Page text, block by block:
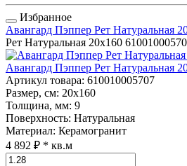
Избранное
Авангард Пэппер Рет Натуральная
Рет Натуральная 20x160
Авангард Пэппер Рет Натуральная
Артикул товара: 610010005707
Размер, см: 20x160
Толщина, мм: 9
Поверхность: Натуральная
Материал: Керамогранит
4 892 ₽ * кв.м